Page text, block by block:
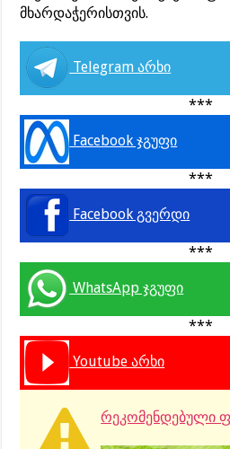
მხარდაჭერისთვის.
Telegram არხი
***
Facebook ჯგუფი
***
Facebook გვერდი
***
WhatsApp ჯგუფი
***
Youtube არხი
რეკომენდებული